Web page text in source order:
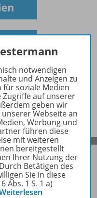
notwendigen
und Anzeigen zu
soziale Medien
auf unserer
geben wir
Webseite an
Werbung und
führen diese
mit weiteren
bereitgestellt
Ihrer Nutzung der
Betätigen des
Sie in diese
Abs. 1 S. 1 a)